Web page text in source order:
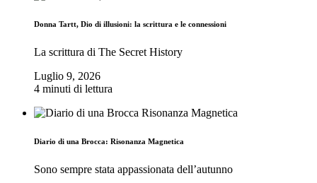
Donna Tartt, Dio di illusioni: la scrittura e le connessioni
La scrittura di The Secret History
Luglio 9, 2026
4 minuti di lettura
Diario di una Brocca: Risonanza Magnetica
Sono sempre stata appassionata dell’autunno